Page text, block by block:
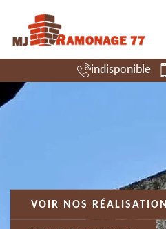
indisponible
VOIR NOS